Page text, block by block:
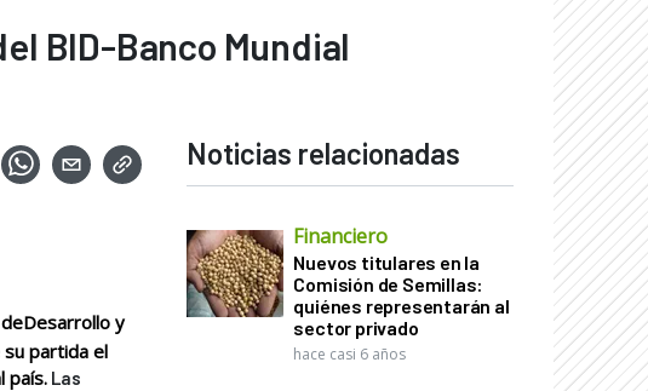
BID-Banco Mundial
y
su partida el
país. Las
Noticias relacionadas
Financiero
Nuevos titulares en la
Comisión de Semillas:
quiénes representarán al
sector privado
hace casi 6 años